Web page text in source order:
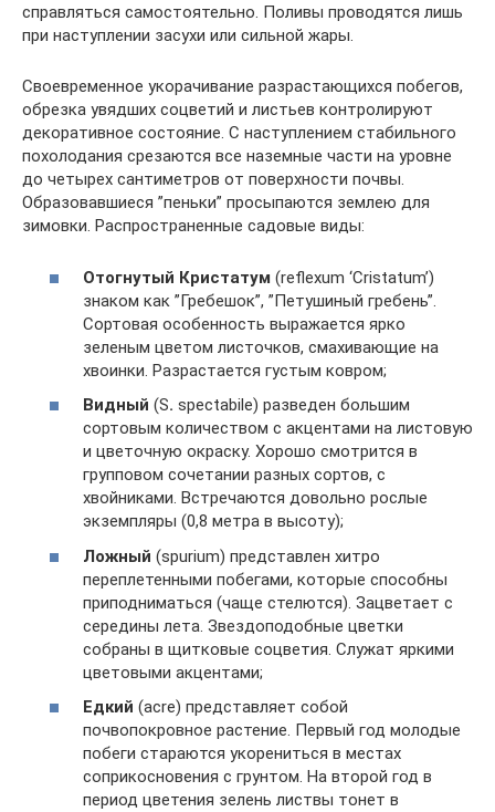
справляться самостоятельно. Поливы проводятся лишь
при наступлении засухи или сильной жары.
Своевременное укорачивание разрастающихся побегов,
обрезка увядших соцветий и листьев контролируют
декоративное состояние. С наступлением стабильного
похолодания срезаются все наземные части на уровне
до четырех сантиметров от поверхности почвы.
Образовавшиеся ”пеньки” просыпаются землею для
зимовки. Распространенные садовые виды:
Отогнутый Кристатум (reflexum ‘Cristatum’)
знаком как ”Гребешок”, ”Петушиный гребень”.
Сортовая особенность выражается ярко
зеленым цветом листочков, смахивающие на
хвоинки. Разрастается густым ковром;
Видный (S. spectabile) разведен большим
сортовым количеством с акцентами на листовую
и цветочную окраску. Хорошо смотрится в
групповом сочетании разных сортов, с
хвойниками. Встречаются довольно рослые
экземпляры (0,8 метра в высоту);
Ложный (spurium) представлен хитро
переплетенными побегами, которые способны
приподниматься (чаще стелются). Зацветает с
середины лета. Звездоподобные цветки
собраны в щитковые соцветия. Служат яркими
цветовыми акцентами;
Едкий (acre) представляет собой
почвопокровное растение. Первый год молодые
побеги стараются укорениться в местах
соприкосновения с грунтом. На второй год в
период цветения зелень листвы тонет в